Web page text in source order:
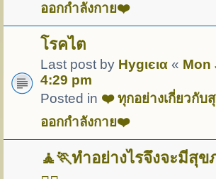
ออกกำลังกาย❤️
โรคไต
Last post by Hуgιєια « Mon
4:29 pm
Posted in ❤️ ทุกอย่างเกี่ยวกับ
ออกกำลังกาย❤️
🧘🏃ทำอย่างไรจึงจะมีสุ